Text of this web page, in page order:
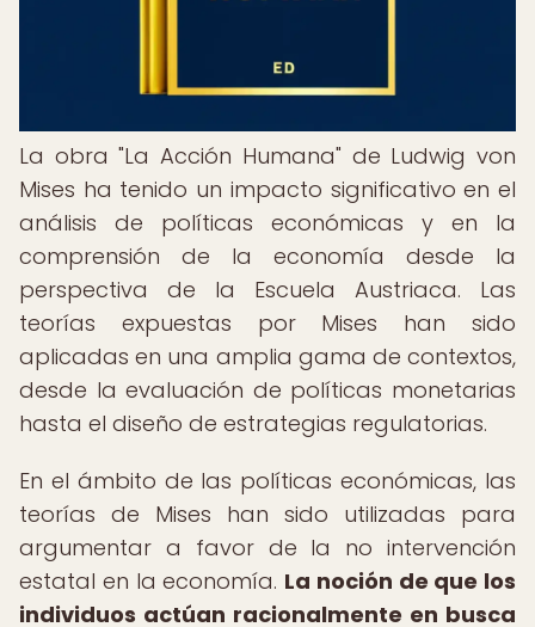
La obra "La Acción Humana" de Ludwig von
Mises ha tenido un impacto significativo en el
análisis de políticas económicas y en la
comprensión de la economía desde la
perspectiva de la Escuela Austriaca. Las
teorías expuestas por Mises han sido
aplicadas en una amplia gama de contextos,
desde la evaluación de políticas monetarias
hasta el diseño de estrategias regulatorias.
En el ámbito de las políticas económicas, las
teorías de Mises han sido utilizadas para
argumentar a favor de la no intervención
estatal en la economía. La noción de que los
individuos actúan racionalmente en busca